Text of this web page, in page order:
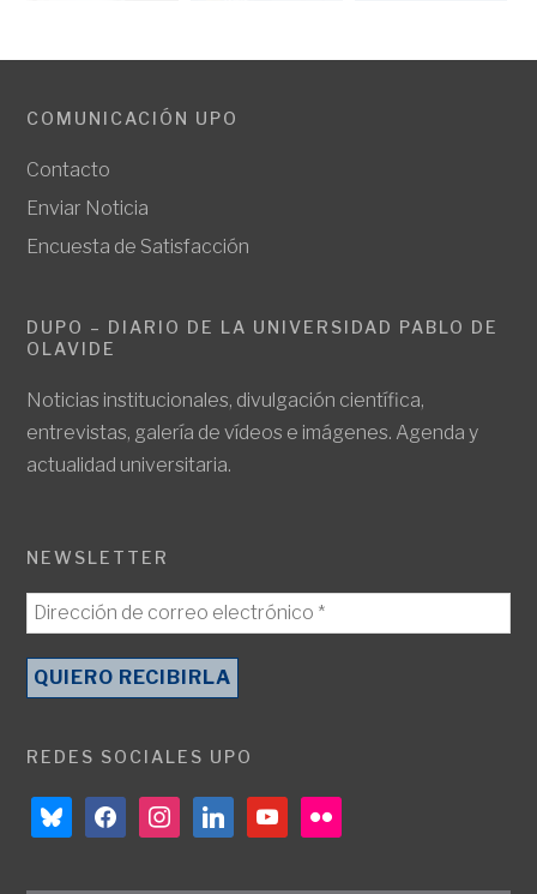
COMUNICACIÓN UPO
Contacto
Enviar Noticia
Encuesta de Satisfacción
DUPO – DIARIO DE LA UNIVERSIDAD PABLO DE
OLAVIDE
Noticias institucionales, divulgación científica,
entrevistas, galería de vídeos e imágenes. Agenda y
actualidad universitaria.
NEWSLETTER
REDES SOCIALES UPO
blueskyfacebookinstagramlinkedinyoutubeflickr